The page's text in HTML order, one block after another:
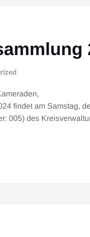
findet am Samstag,
005) des